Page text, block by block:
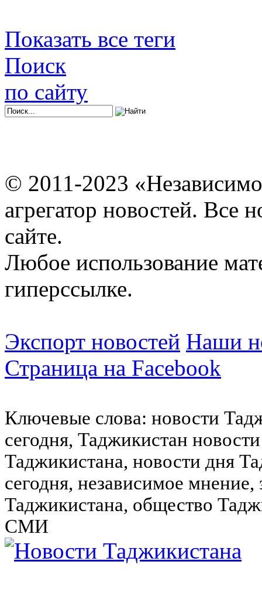
Показать все теги
Поиск
по сайту
© 2011-2023
агрегатор новостей. Все
сайте.
Любое использование
гиперссылке.
Экспорт новостей Наши
Страница на Facebook
Ключевые слова: новости
сегодня, Таджикистан
Таджикистана, новости дня
сегодня, независимое
Таджикистана, общество
СМИ